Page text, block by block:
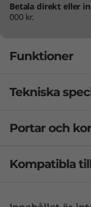
Betala direkt eller
000 kr.
Funktioner
Tekniska
47 Wh
Rapid Charge-
Upp till 10 timmar
Portar och
Kompatibla